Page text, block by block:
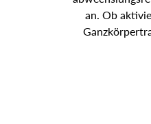
Pool, Pilates